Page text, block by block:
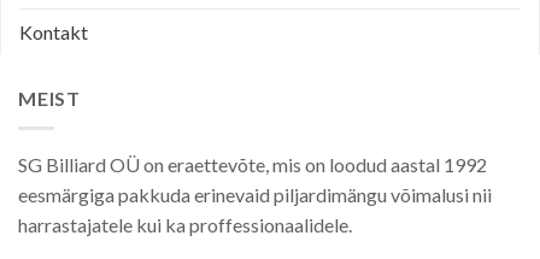
Kontakt
MEIST
SG Billiard OÜ on eraettevõte, mis on loodud aastal 1992
eesmärgiga pakkuda erinevaid piljardimängu võimalusi nii
harrastajatele kui ka proffessionaalidele.